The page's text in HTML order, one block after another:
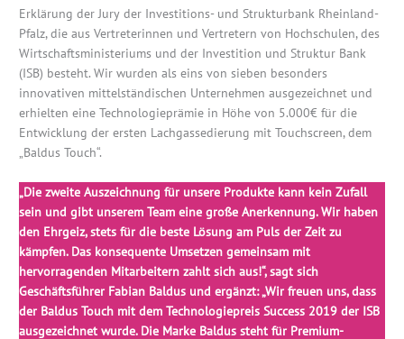
Erklärung der Jury der Investitions- und Strukturbank Rheinland-
Pfalz, die aus Vertreterinnen und Vertretern von Hochschulen, des
Wirtschaftsministeriums und der Investition und Struktur Bank
(ISB) besteht. Wir wurden als eins von sieben besonders
innovativen mittelständischen Unternehmen ausgezeichnet und
erhielten eine Technologieprämie in Höhe von 5.000€ für die
Entwicklung der ersten Lachgassedierung mit Touchscreen, dem
„Baldus Touch“.
„Die zweite Auszeichnung für unsere Produkte kann kein Zufall
sein und gibt unserem Team eine große Anerkennung. Wir haben
den Ehrgeiz, stets für die beste Lösung am Puls der Zeit zu
kämpfen. Das konsequente Umsetzen gemeinsam mit
hervorragenden Mitarbeitern zahlt sich aus!“, sagt sich
Geschäftsführer Fabian Baldus und ergänzt: „Wir freuen uns, dass
der Baldus Touch mit dem Technologiepreis Success 2019 der ISB
ausgezeichnet wurde. Die Marke Baldus steht für Premium-